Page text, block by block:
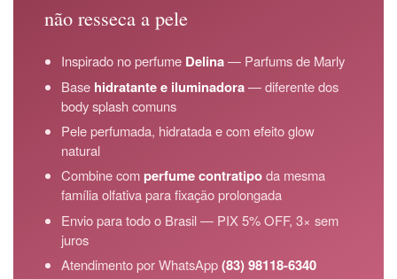
não resseca a pele
Inspirado no perfume Delina— Parfums de Marly
Base hidratante e iluminadora— diferente dos
body splash comuns
Pele perfumada, hidratada e com efeito glow
natural
Combine comperfume contratipoda mesma
família olfativa para fixação prolongada
Envio para todo o Brasil — PIX 5% OFF, 3× sem
juros
Atendimento por WhatsApp(83) 98118-6340